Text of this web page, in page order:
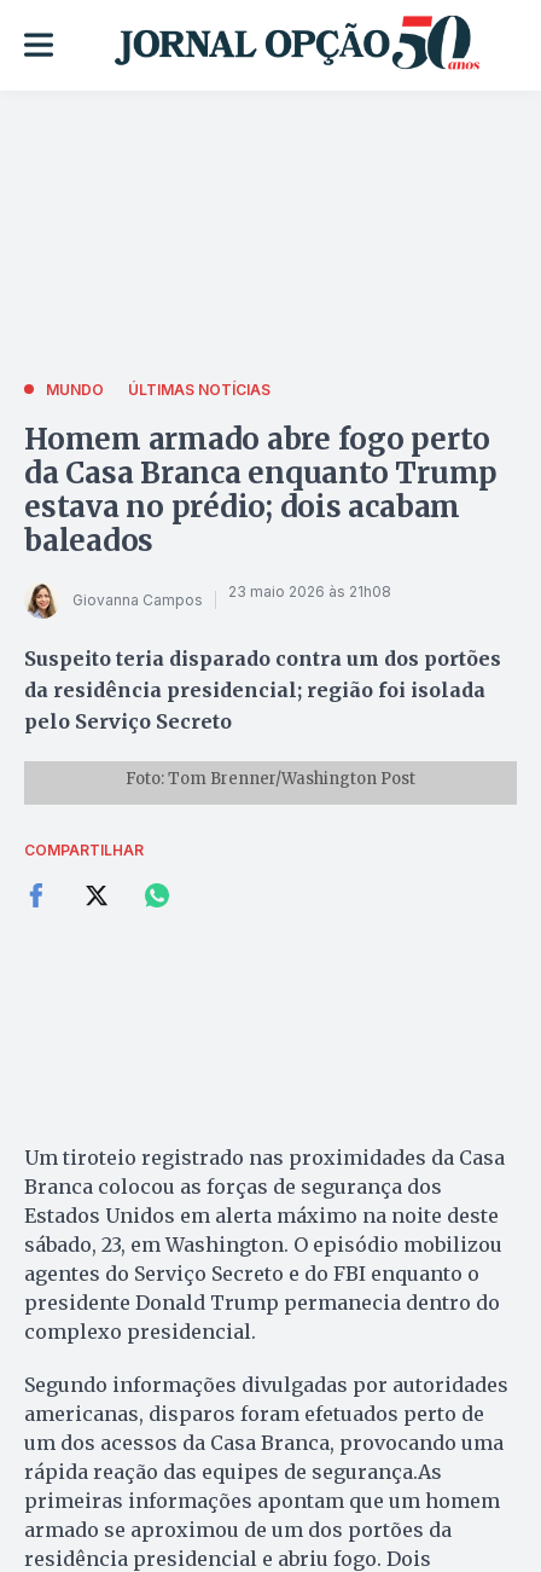
MUNDO ÚLTIMAS NOTÍCIAS
Homem armado abre fogo perto
da Casa Branca enquanto Trump
estava no prédio; dois acabam
baleados
Giovanna Campos 23 maio 2026 às 21h08
Suspeito teria disparado contra um dos portões
da residência presidencial; região foi isolada
pelo Serviço Secreto
Foto: Tom Brenner/Washington Post
COMPARTILHAR
Um tiroteio registrado nas proximidades da Casa
Branca colocou as forças de segurança dos
Estados Unidos em alerta máximo na noite deste
sábado, 23, em Washington. O episódio mobilizou
agentes do Serviço Secreto e do FBI enquanto o
presidente Donald Trump permanecia dentro do
complexo presidencial.
Segundo informações divulgadas por autoridades
americanas, disparos foram efetuados perto de
um dos acessos da Casa Branca, provocando uma
rápida reação das equipes de segurança.As
primeiras informações apontam que um homem
armado se aproximou de um dos portões da
residência presidencial e abriu fogo. Dois